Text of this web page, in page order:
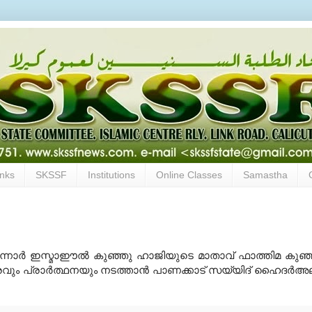
SKSSF Institutions Online Classes Samastha
ഇസ്മാഈല്‍ കുഞ്ഞു ഹാജിയുടെ മാതാവ് ഫാത്തിമ
പ്രാര്‍ത്ഥനയും നടത്താന്‍ പാണക്കാട് സയ്യിദ്